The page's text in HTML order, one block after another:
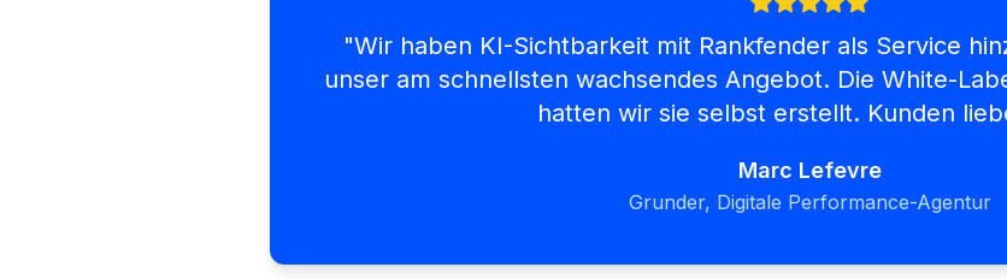
"Wir haben KI-Sichtbarkeit mit Rankfender als Service
unser am schnellsten wachsendes Angebot. Die White-
hatten wir sie selbst erstellt. Kunden
Marc Lefevre
Grunder, Digitale Performance-Agentur